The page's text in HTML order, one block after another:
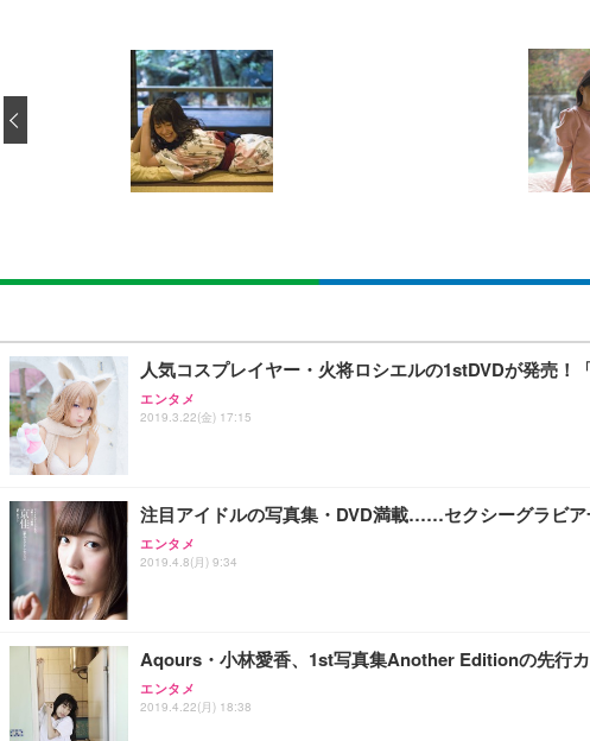
[EdoErgo] オフィスチェア 椅子 テレワーク 疲れない 跳ね上げ
(黒網+黒枠+黒足)
￥5,699
Sezlife オフィスチェア デスクチェア 疲れない テレワーク チ
ション PCチェア 通気性メッシュ ゲーミング/勉強/事務用 おし
￥7,680
ション PCチェア 通気性メッシュ ゲーミング/勉強/事務用 おしゃ
￥7,680
勤務 ブラック
￥4,139
EIZO ビジネス向けプレミアムモニター | FlexScan EV3240X-
￥105,595
【純正品】27"ゲーミングモニター DualSense 充電フック付き
￥49,979
【整備済み品】Dell E2724HS 27インチ 液晶モニター フルHD
￥15,800
￥34,980
Amazonベーシック ペットシーツ 薄型 レギュラー 1回使い捨て
￥3,373
ネオ・ルーライフ ネオ・オムツ L 中型犬用 26枚入り 単品
￥1,800
Smart Basic(スマートベーシック) 【Amazon.co.jp限定】
￥3,670
￥3,731
人気コスプレイヤー・火将ロシエルの1stDVDが発売！
エンタメ
2019.3.22(金) 17:15
注目アイドルの写真集・DVD満載……セクシーグラビ
エンタメ
2019.4.8(月) 9:34
Aqours・小林愛香、1st写真集Another Editionの先行
エンタメ
2019.4.22(月) 18:38